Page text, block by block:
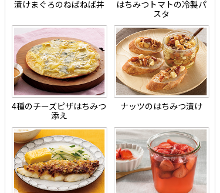
漬けまぐろのねばねば丼
はちみつトマトの冷製パ
スタ
4種のチーズピザはちみつ
添え
ナッツのはちみつ漬け